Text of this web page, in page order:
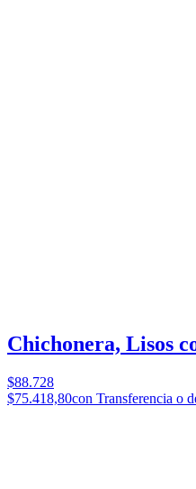
Chichonera, Lisos
$88.728
$75.418,80con Transferencia o